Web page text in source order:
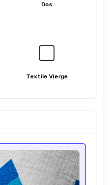
Dos
Textile Vierge